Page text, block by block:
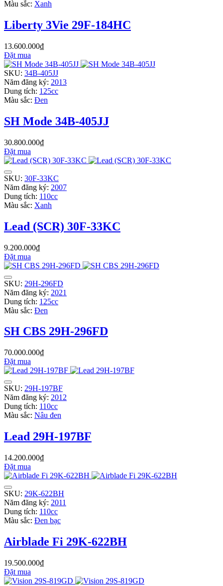
Màu sắc: Xanh
Liberty 3Vie 29F-184HC
13.600.000₫
Đặt mua
SKU: 34B-405JJ
Năm đăng ký: 2013
Dung tích: 125cc
Màu sắc: Đen
SH Mode 34B-405JJ
30.800.000₫
Đặt mua
SKU: 30F-33KC
Năm đăng ký: 2007
Dung tích: 110cc
Màu sắc: Xanh
Lead (SCR) 30F-33KC
9.200.000₫
Đặt mua
SKU: 29H-296FD
Năm đăng ký: 2021
Dung tích: 125cc
Màu sắc: Đen
SH CBS 29H-296FD
70.000.000₫
Đặt mua
SKU: 29H-197BF
Năm đăng ký: 2012
Dung tích: 110cc
Màu sắc: Nâu đen
Lead 29H-197BF
14.200.000₫
Đặt mua
SKU: 29K-622BH
Năm đăng ký: 2011
Dung tích: 110cc
Màu sắc: Đen bạc
Airblade Fi 29K-622BH
19.500.000₫
Đặt mua